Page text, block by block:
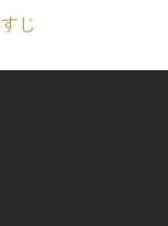
じ